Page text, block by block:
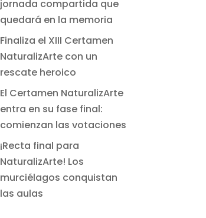
jornada compartida que
quedará en la memoria
Finaliza el XIII Certamen
NaturalizArte con un
rescate heroico
El Certamen NaturalizArte
entra en su fase final:
comienzan las votaciones
¡Recta final para
NaturalizArte! Los
murciélagos conquistan
las aulas